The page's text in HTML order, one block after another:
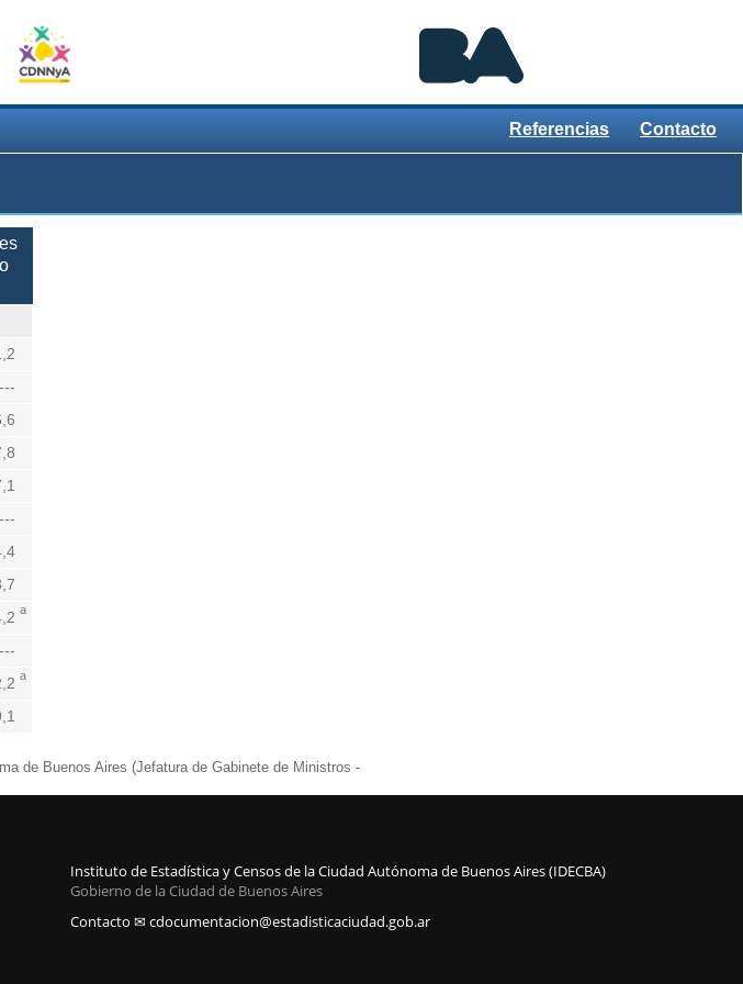
Contacto
Referencias
---
---
a
---
a
de Buenos Aires (Jefatura de Gabinete de Ministros -
Instituto de Estadística y Censos de la Ciudad Autónoma de Buenos Aires (IDECBA)
Gobierno de la Ciudad de Buenos Aires
Contacto ✉ cdocumentacion@estadisticaciudad.gob.ar